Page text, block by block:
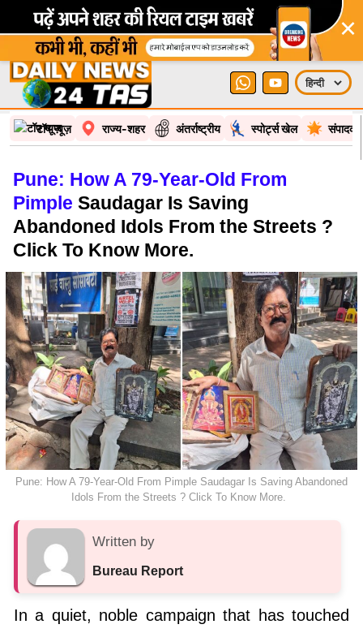
×
टॉप न्यूज़ राज्य-शहर अंतर्राष्ट्रीय स्पोर्ट्स खेल
Pune: How A 79-Year-Old From
Pimple Saudagar Is Saving
Abandoned Idols From the Streets ?
Click To Know More.
Pune: How A 79-Year-Old From Pimple Saudagar Is Saving Abandoned
Idols From the Streets ? Click To Know More.
Written by
Bureau Report
In a quiet, noble campaign that has touched